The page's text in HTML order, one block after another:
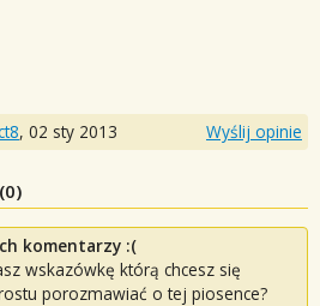
, 02 sty 2013 Wyślij opinie
0)
komentarzy :(
wskazówkę którą chcesz się
porozmawiać o tej piosence?